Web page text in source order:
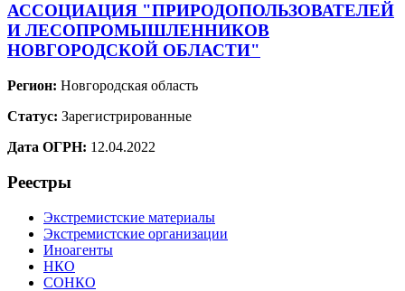
АССОЦИАЦИЯ "ПРИРОДОПОЛЬЗОВАТЕЛЕЙ
И ЛЕСОПРОМЫШЛЕННИКОВ
НОВГОРОДСКОЙ ОБЛАСТИ"
Регион: Новгородская область
Статус: Зарегистрированные
Дата ОГРН: 12.04.2022
Реестры
Экстремистские материалы
Экстремистские организации
Иноагенты
НКО
СОНКО